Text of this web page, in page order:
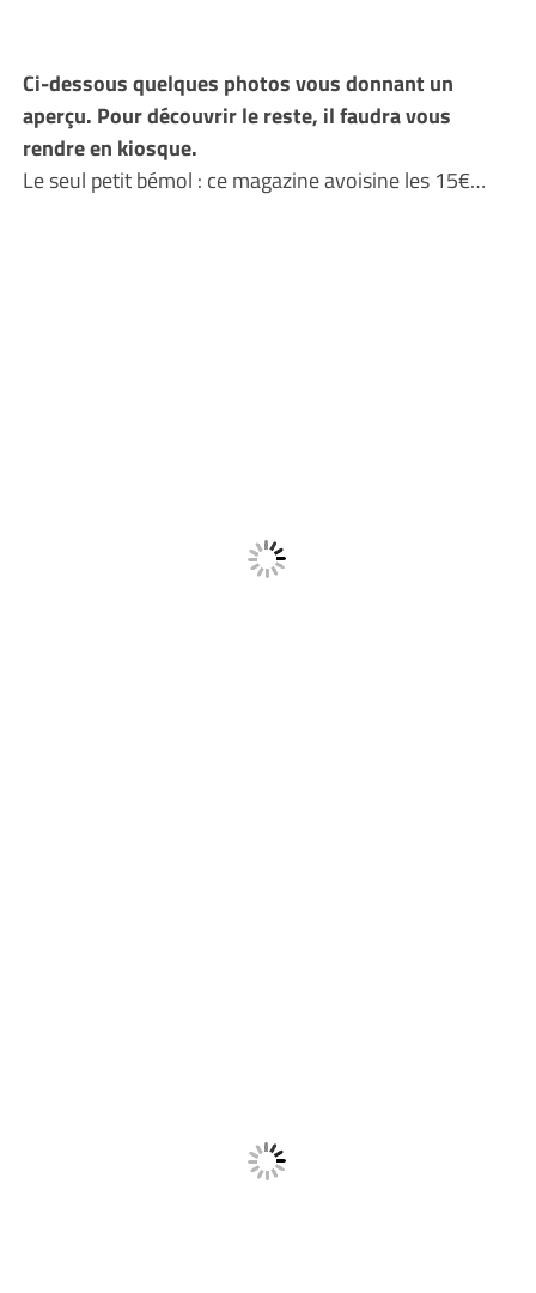
Ci-dessous quelques photos vous donnant un
aperçu. Pour découvrir le reste, il faudra vous
rendre en kiosque.
Le seul petit bémol : ce magazine avoisine les 15€…